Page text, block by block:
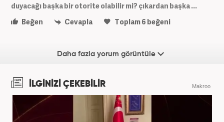
duyacağı başka bir otorite olabilir mi? çıkardan başka ...
Beğen
Cevapla Toplam6 beğeni
Daha fazla yorum görüntüle
İLGİNİZİ ÇEKEBİLİR Makroo